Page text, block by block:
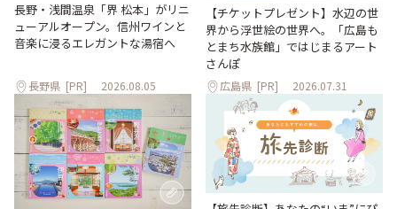
長野・浅間温泉「界 松本」がリニ
ューアルオープン。信州ワインと
音楽に浸るエレガントな湯宿へ
長野県 [PR] 2026.08.05
【チケットプレゼント】水辺の世
界から浮世絵の世界へ。「広島も
とまち水族館」ではじまるアート
さんぽ
広島県 [PR] 2026.07.31